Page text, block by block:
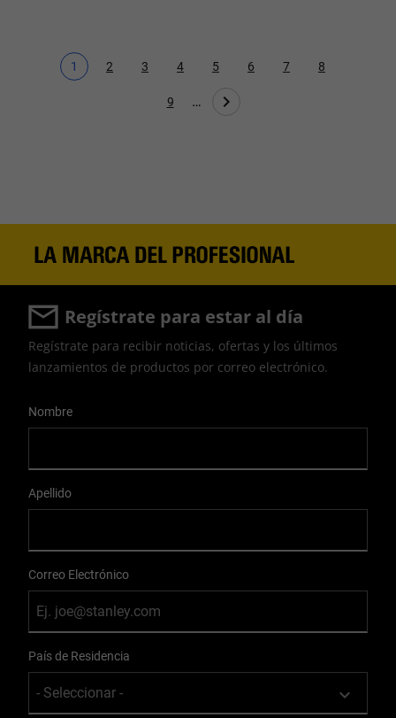
Página actual
1
Page
2
Page
3
Page
4
Page
5
Page
6
Page
7
Page
8
Page
9 …
Regístrate para estar al día
Regístrate para recibir noticias, ofertas y los últimos
lanzamientos de productos por correo electrónico.
Nombre
Apellido
Correo Electrónico
País de Residencia